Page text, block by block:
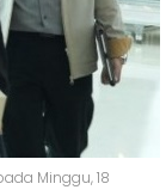
Minggu, 18